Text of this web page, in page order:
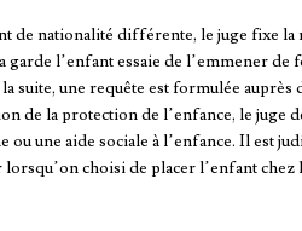
de nationalité différente, le juge fixe la
garde l’enfant essaie de l’emmener de
suite, une requête est formulée
de la protection de l’enfance, le juge
ou une aide sociale à l’enfance. Il est
choisi de placer l’enfant chez